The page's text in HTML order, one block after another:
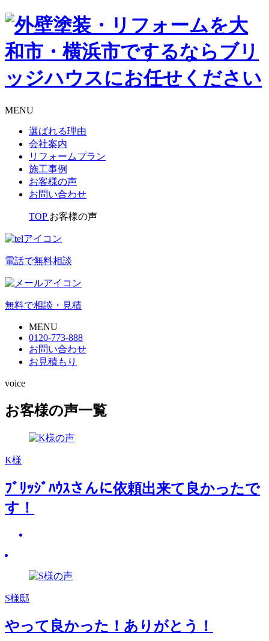
MENU
選ばれる理由
会社案内
リフォームプラン
施工事例
お客様の声
お問い合わせ
TOP お客様の声
電話で無料相談
無料で相談・見積
MENU
0120-773-888
お問い合わせ
お見積もり
voice
お客様の声一覧
K様
ﾌﾞﾘｯｼﾞﾊｳｽさんに依頼出来て良かったで
す！
S様邸
やって良かった！ありがとう！